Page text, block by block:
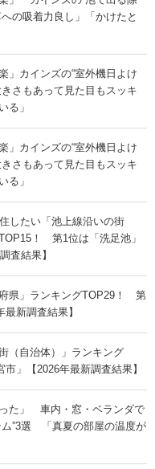
の吸着力良し」「かけたと
」カインズの“室外機日よけ
さもあって見た目もスッキ
る」
」カインズの“室外機日よけ
さもあって見た目もスッキ
る」
したい「池上線沿いの街
！ 第1位は「洗足池」
査結果】
県」ランキングTOP29！ 第
新調査結果】
（自治体）」ランキング
」【2026年最新調査結果】
った」 車内・窓・ベランダで
ム”3選 「真夏の部屋の温度が